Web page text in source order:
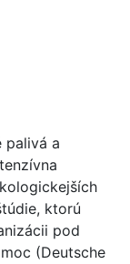
palivá a
ktorú
pod
(Deutsche